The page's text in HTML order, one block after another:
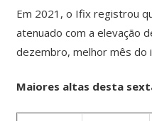
Em 2021, o Ifix registrou
atenuado com a elevação
dezembro, melhor mês do
Maiores altas desta